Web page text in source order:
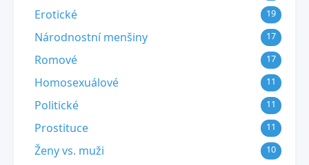
Erotické 19
Národnostní menšiny 17
Romové 17
Homosexuálové 11
Politické 11
Prostituce 11
Ženy vs. muži 10